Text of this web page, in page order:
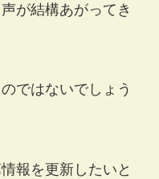
が結構あがってき
ではないでしょう
報を更新したいと